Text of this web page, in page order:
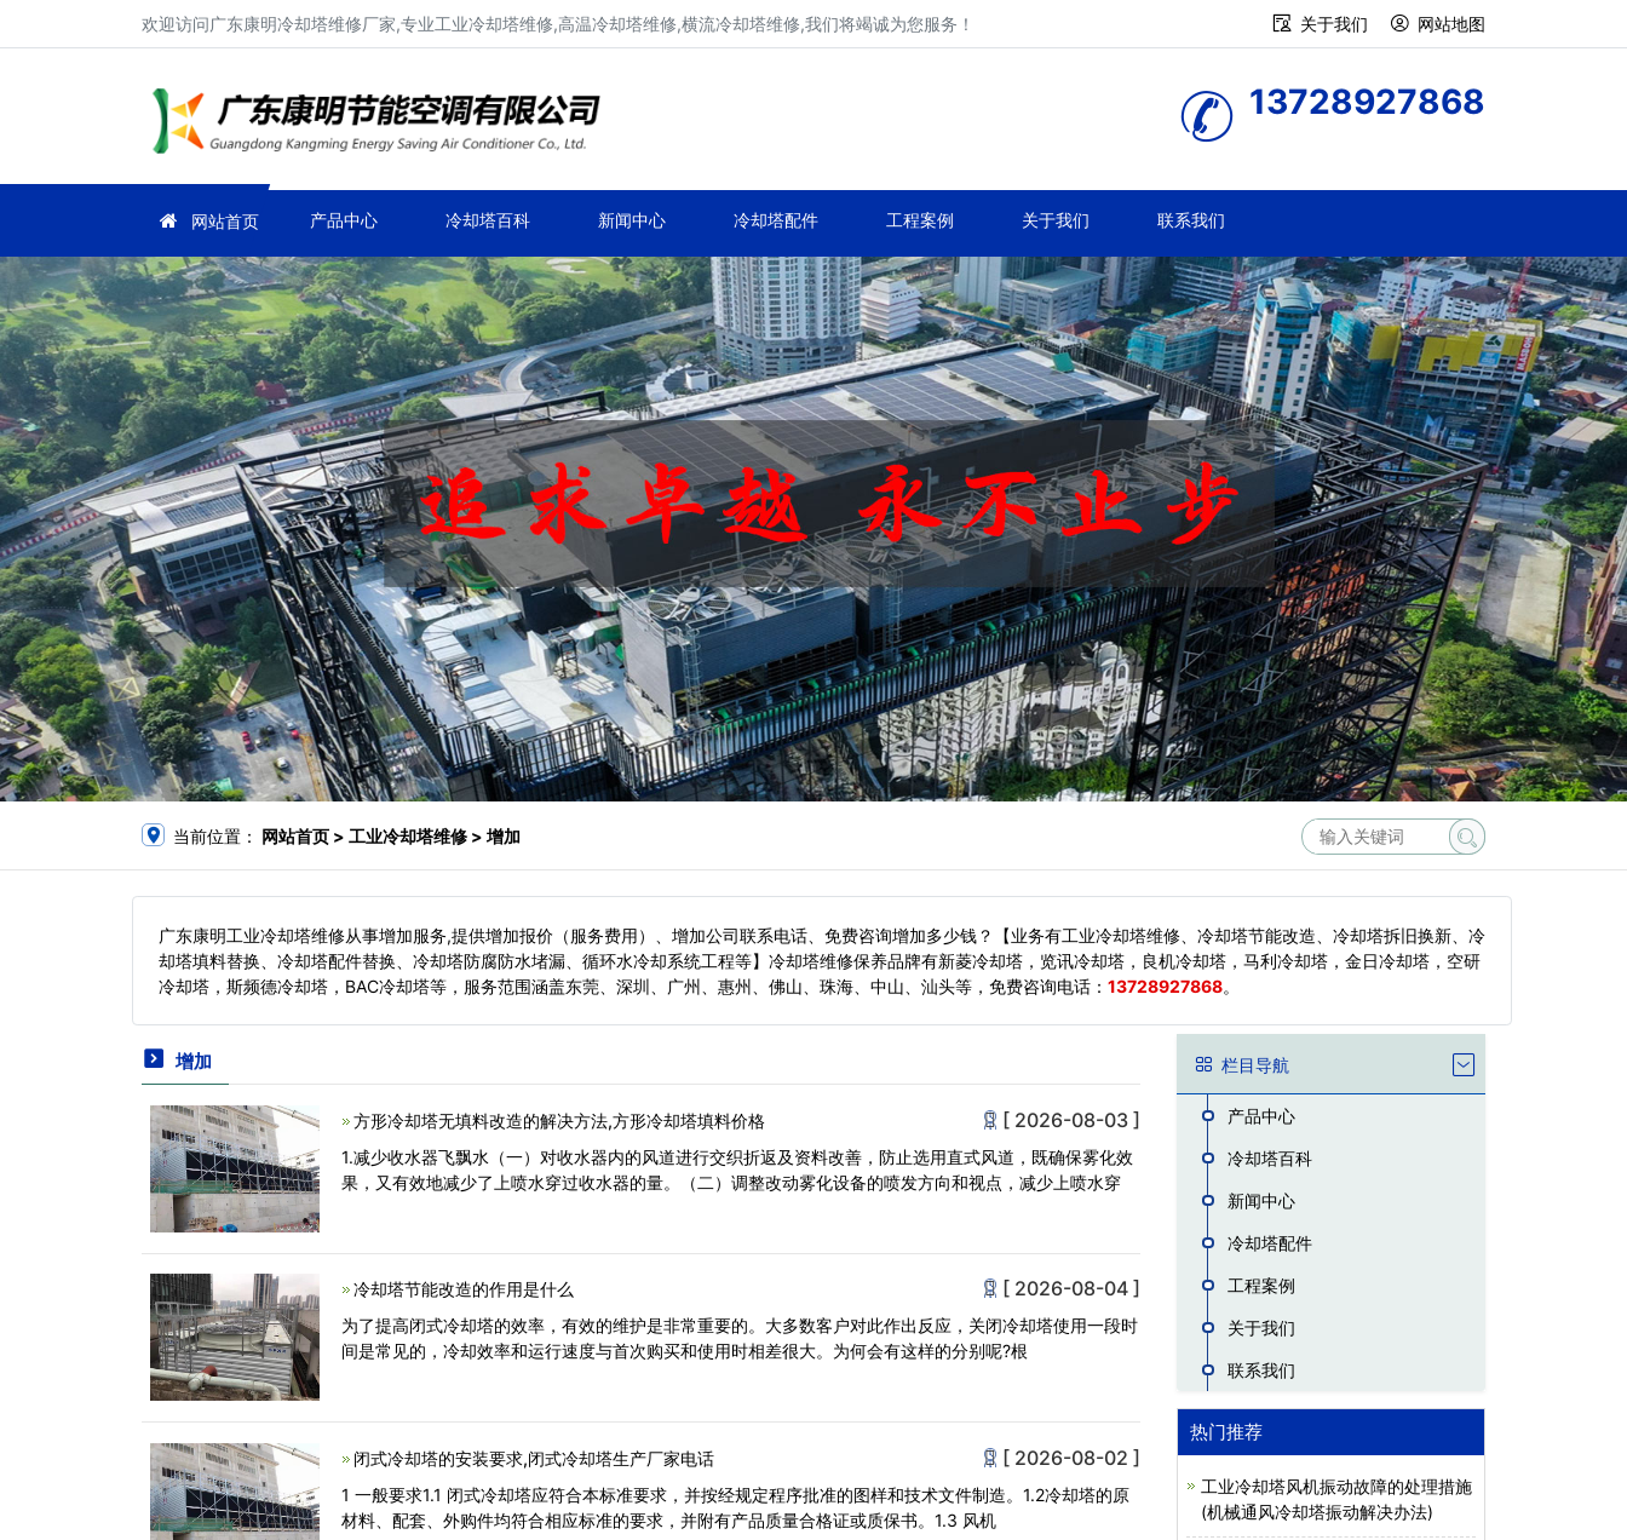
欢迎访问广东康明冷却塔维修厂家,专业工业冷却塔维修,高温冷却塔维修,横流冷却塔维修,我们将竭诚为您服务！ 关于我们 网站地图
13728927868
网站首页 产品中心 冷却塔百科 新闻中心 冷却塔配件 工程案例 关于我们 联系我们
当前位置： 网站首页 > 工业冷却塔维修 > 增加
广东康明工业冷却塔维修从事增加服务,提供增加报价（服务费用）、增加公司联系电话、免费咨询增加多少钱？【业务有工业冷却塔维修、冷却塔节能改造、冷却塔拆旧换新、冷
却塔填料替换、冷却塔配件替换、冷却塔防腐防水堵漏、循环水冷却系统工程等】冷却塔维修保养品牌有新菱冷却塔，览讯冷却塔，良机冷却塔，马利冷却塔，金日冷却塔，空研
冷却塔，斯频德冷却塔，BAC冷却塔等，服务范围涵盖东莞、深圳、广州、惠州、佛山、珠海、中山、汕头等， 免费咨询电话： 13728927868。
增加
方形冷却塔无填料改造的解决方法,方形冷却塔填料价格 [ 2026-08-03 ]
1.减少收水器飞飘水（一）对收水器内的风道进行交织折返及资料改善，防止选用直式风道，既确保雾化效
果，又有效地减少了上喷水穿过收水器的量。（二）调整改动雾化设备的喷发方向和视点，减少上喷水穿
冷却塔节能改造的作用是什么 [ 2026-08-04 ]
为了提高闭式冷却塔的效率，有效的维护是非常重要的。大多数客户对此作出反应，关闭冷却塔使用一段时
间是常见的，冷却效率和运行速度与首次购买和使用时相差很大。为何会有这样的分别呢?根
闭式冷却塔的安装要求,闭式冷却塔生产厂家电话 [ 2026-08-02 ]
1 一般要求1.1 闭式冷却塔应符合本标准要求，并按经规定程序批准的图样和技术文件制造。1.2冷却塔的原
材料、配套、外购件均符合相应标准的要求，并附有产品质量合格证或质保书。1.3 风机
栏目导航
产品中心
冷却塔百科
新闻中心
冷却塔配件
工程案例
关于我们
联系我们
热门推荐
工业冷却塔风机振动故障的处理措施
(机械通风冷却塔振动解决办法)